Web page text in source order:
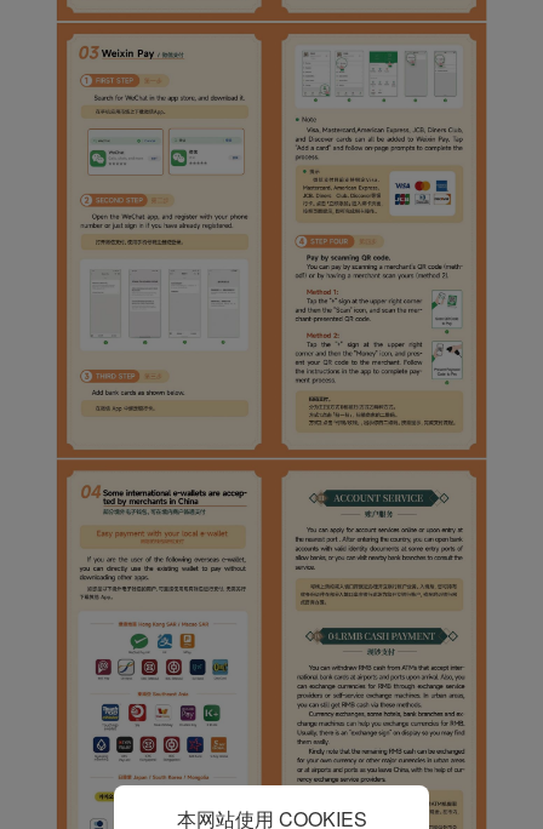
本网站使用 COOKIES
Xiamenair.com使用功能
型和分析型Cookie 来确
保我们的网站正常运行，
并为您提供最佳的用户体
验。 使用本网站，功能型
和分析型Cookie将被安装
在您的浏览器中。
在您的同意下，我们还将
使用营销Cookie (i) 分析
我们的营销绩效 (ii) 个性
化我们广告中的优惠信
息。 通过放置这些
Cookie，厦门航空和第三
方可以跟踪您的互联网行
为以使我们的内容和广告
与您的兴趣更加契合。
点击“接受”即表示您同意
放置所有的营销Cookie。
点击“拒绝”，我们将不会